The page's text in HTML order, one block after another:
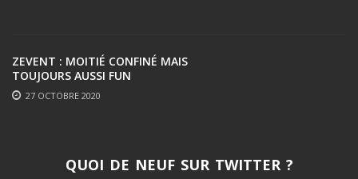
ZEVENT : MOITIÉ CONFINÉ MAIS
TOUJOURS AUSSI FUN
27 OCTOBRE 2020
QUOI DE NEUF SUR TWITTER ?